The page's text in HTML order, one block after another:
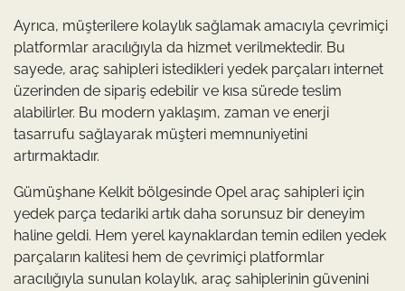
Ayrıca, müşterilere kolaylık sağlamak amacıyla çevrimiçi
platformlar aracılığıyla da hizmet verilmektedir. Bu
sayede, araç sahipleri istedikleri yedek parçaları internet
üzerinden de sipariş edebilir ve kısa sürede teslim
alabilirler. Bu modern yaklaşım, zaman ve enerji
tasarrufu sağlayarak müşteri memnuniyetini
artırmaktadır.
Gümüşhane Kelkit bölgesinde Opel araç sahipleri için
yedek parça tedariki artık daha sorunsuz bir deneyim
haline geldi. Hem yerel kaynaklardan temin edilen yedek
parçaların kalitesi hem de çevrimiçi platformlar
aracılığıyla sunulan kolaylık, araç sahiplerinin güvenini